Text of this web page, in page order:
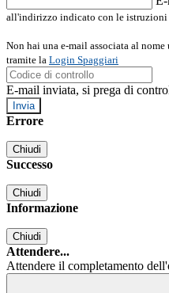
all'indirizzo indicato con le istruzioni
Non hai una e-mail associata al
tramite la Login Spaggiari
E-mail inviata, si prega di
Errore
Chiudi
Successo
Chiudi
Informazione
Chiudi
Attendere...
Attendere il completamento